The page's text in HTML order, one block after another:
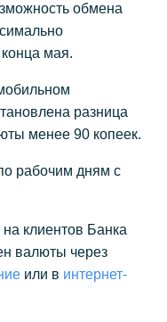
обмена
мая.
разница
менее 90 копеек.
рабочим дням с
клиентов Банка
валюты через
или в интернет-